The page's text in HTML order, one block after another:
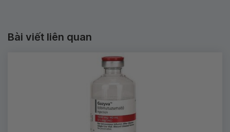
Bài viết liên quan